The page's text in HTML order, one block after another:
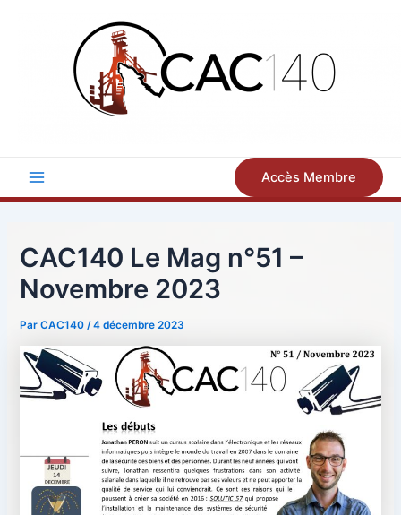
Main
Accès Membre
CAC140 Le Mag n°51 –
Novembre 2023
ParCAC140/4 décembre 2023